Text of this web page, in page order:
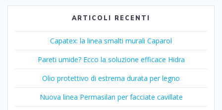
ARTICOLI RECENTI
Capatex: la linea smalti murali Caparol
Pareti umide? Ecco la soluzione efficace Hidra
Olio protettivo di estrema durata per legno
Nuova linea Permasilan per facciate cavillate